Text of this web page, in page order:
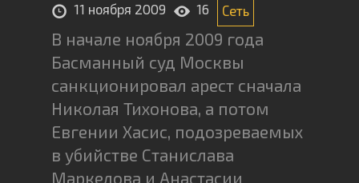
11 ноября 2009 16 Сеть
В начале ноября 2009 года
Басманный суд Москвы
санкционировал арест сначала
Николая Тихонова, а потом
Евгении Хасис, подозреваемых
в убийстве Станислава
Маркелова и Анастасии